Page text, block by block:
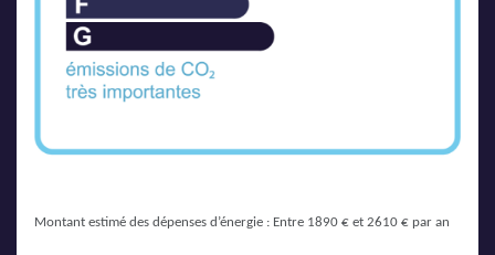
Montant estimé des dépenses d’énergie : Entre 1890 € et 2610 € par an